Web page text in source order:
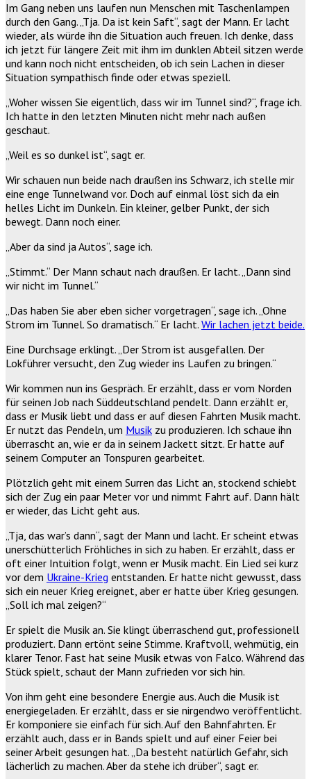
Im Gang neben uns laufen nun Menschen mit Taschenlampen
durch den Gang. „Tja. Da ist kein Saft“, sagt der Mann. Er lacht
wieder, als würde ihn die Situation auch freuen. Ich denke, dass
ich jetzt für längere Zeit mit ihm im dunklen Abteil sitzen werde
und kann noch nicht entscheiden, ob ich sein Lachen in dieser
Situation sympathisch finde oder etwas speziell.
„Woher wissen Sie eigentlich, dass wir im Tunnel sind?“, frage ich.
Ich hatte in den letzten Minuten nicht mehr nach außen
geschaut.
„Weil es so dunkel ist“, sagt er.
Wir schauen nun beide nach draußen ins Schwarz, ich stelle mir
eine enge Tunnelwand vor. Doch auf einmal löst sich da ein
helles Licht im Dunkeln. Ein kleiner, gelber Punkt, der sich
bewegt. Dann noch einer.
„Aber da sind ja Autos“, sage ich.
„Stimmt.“ Der Mann schaut nach draußen. Er lacht. „Dann sind
wir nicht im Tunnel.“
„Das haben Sie aber eben sicher vorgetragen“, sage ich. „Ohne
Strom im Tunnel. So dramatisch.“ Er lacht. Wir lachen jetzt beide.
Eine Durchsage erklingt. „Der Strom ist ausgefallen. Der
Lokführer versucht, den Zug wieder ins Laufen zu bringen.“
Wir kommen nun ins Gespräch. Er erzählt, dass er vom Norden
für seinen Job nach Süddeutschland pendelt. Dann erzählt er,
dass er Musik liebt und dass er auf diesen Fahrten Musik macht.
Er nutzt das Pendeln, um Musik zu produzieren. Ich schaue ihn
überrascht an, wie er da in seinem Jackett sitzt. Er hatte auf
seinem Computer an Tonspuren gearbeitet.
Plötzlich geht mit einem Surren das Licht an, stockend schiebt
sich der Zug ein paar Meter vor und nimmt Fahrt auf. Dann hält
er wieder, das Licht geht aus.
„Tja, das war’s dann“, sagt der Mann und lacht. Er scheint etwas
unerschütterlich Fröhliches in sich zu haben. Er erzählt, dass er
oft einer Intuition folgt, wenn er Musik macht. Ein Lied sei kurz
vor dem Ukraine-Krieg entstanden. Er hatte nicht gewusst, dass
sich ein neuer Krieg ereignet, aber er hatte über Krieg gesungen.
„Soll ich mal zeigen?“
Er spielt die Musik an. Sie klingt überraschend gut, professionell
produziert. Dann ertönt seine Stimme. Kraftvoll, wehmütig, ein
klarer Tenor. Fast hat seine Musik etwas von Falco. Während das
Stück spielt, schaut der Mann zufrieden vor sich hin.
Von ihm geht eine besondere Energie aus. Auch die Musik ist
energiegeladen. Er erzählt, dass er sie nirgendwo veröffentlicht.
Er komponiere sie einfach für sich. Auf den Bahnfahrten. Er
erzählt auch, dass er in Bands spielt und auf einer Feier bei
seiner Arbeit gesungen hat. „Da besteht natürlich Gefahr, sich
lächerlich zu machen. Aber da stehe ich drüber“, sagt er.